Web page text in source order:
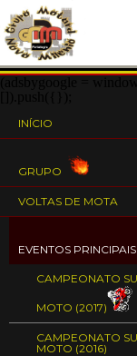
INÍCIO
GRUPO
VOLTAS DE MOTA
EVENTOS PRINCIPAIS
CAMPEONATO
MOTO (2017)
CAMPEONATO
MOTO (2016)